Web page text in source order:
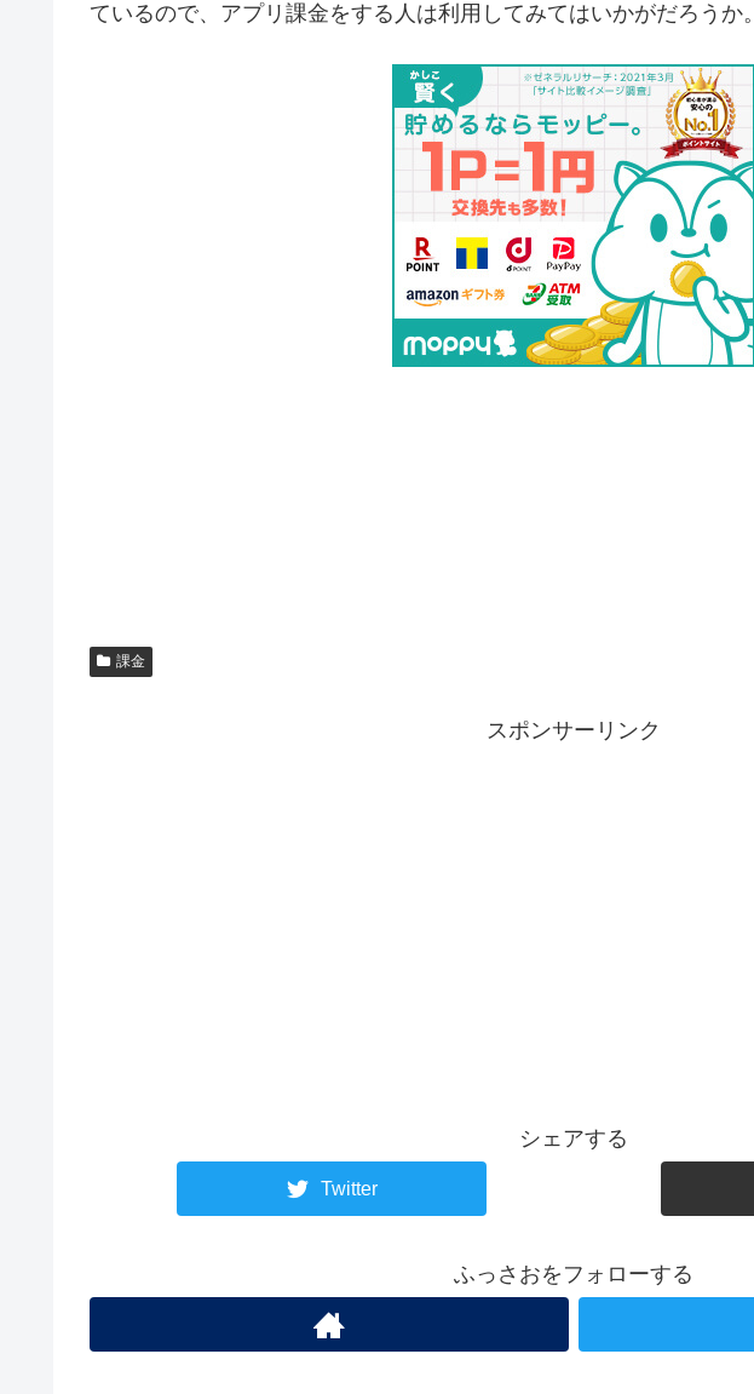
ているので、アプリ課金をする人は利用してみてはいかがだろうか。
課金
スポンサーリンク
シェアする
Twitter
ふっさおをフォローする